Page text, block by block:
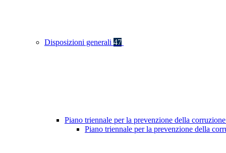
Disposizioni generali 47
Piano triennale per la prevenzione della
Piano triennale per la prevenzione della